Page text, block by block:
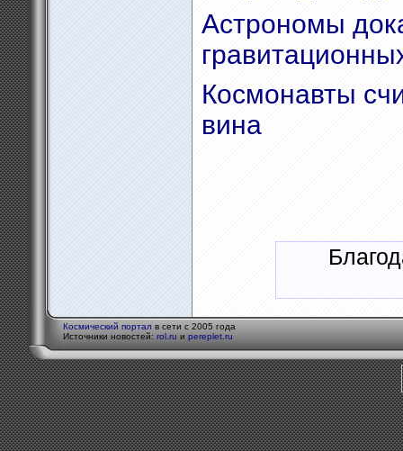
Астрономы
Космонавты
вина
Космический портал в сети с 2005 года
Источники новостей: rol.ru и pereplet.ru